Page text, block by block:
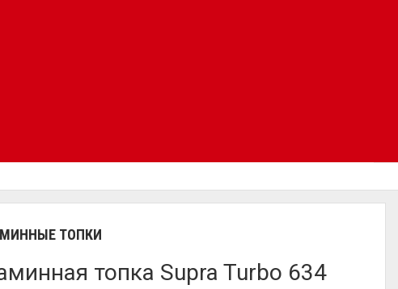
ТОПКИ
топка Supra Turbo 634